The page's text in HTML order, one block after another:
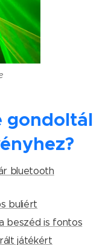
gondoltál
bluetooth
buliért
beszéd is fontos
játékért